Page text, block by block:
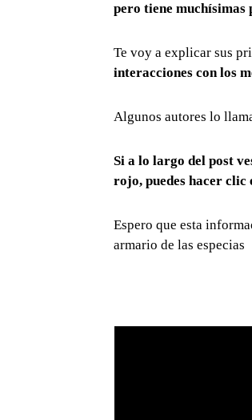
pero tiene muchísimas
Te voy a explicar sus
interacciones con los
Algunos autores lo
Si a lo largo del post
rojo, puedes hacer clic
Espero que esta
armario de las especias